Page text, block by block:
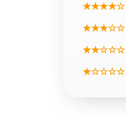
★★★★☆
★★★☆☆
★★☆☆☆
★☆☆☆☆